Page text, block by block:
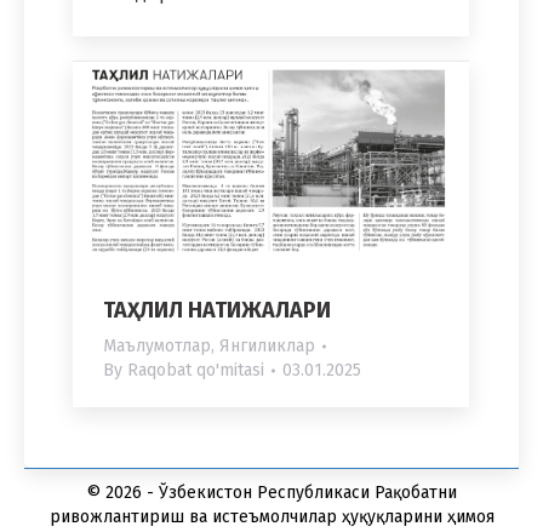
ТАҲЛИЛ НАТИЖАЛАРИ
Маълумотлар, Янгиликлар
By Raqobat qo'mitasi 03.01.2025
© 2026 - Ўзбекистон Республикаси Рақобатни
ривожлантириш ва истеъмолчилар ҳуқуқларини ҳимоя